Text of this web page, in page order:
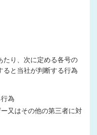
たり、次に定める各号の
ると当社が判断する行為
為
又はその他の第三者に対